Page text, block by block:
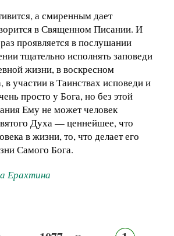
а смиренным дает
в Священном Писании. И
проявляется в послушании
тщательно исполнять заповеди
жизни, в воскресном
участии в Таинствах исповеди и
просто у Бога, но без этой
Ему не может человек
Духа — ценнейшее, что
в жизни, то, что делает его
Самого Бога.
Ерахтина